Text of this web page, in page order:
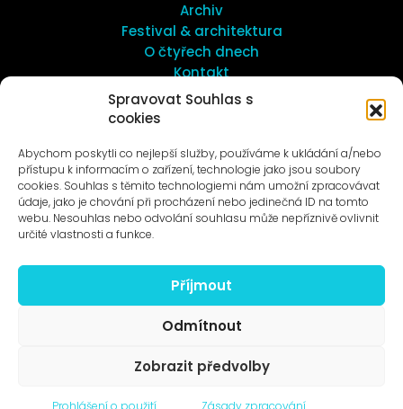
Spravovat Souhlas s
cookies
Abychom poskytli co nejlepší služby, používáme k ukládání a/nebo
přístupu k informacím o zařízení, technologie jako jsou soubory
cookies. Souhlas s těmito technologiemi nám umožní zpracovávat
údaje, jako je chování při procházení nebo jedinečná ID na tomto
webu. Nesouhlas nebo odvolání souhlasu může nepříznivě ovlivnit
určité vlastnosti a funkce.
Příjmout
Odmítnout
Zobrazit předvolby
Prohlášení o použití Zásady zpracování
Archiv
Festival & architektura
O čtyřech dnech
Kontakt
O umění v Motole
Novinky na e-mail
© 1996–2025